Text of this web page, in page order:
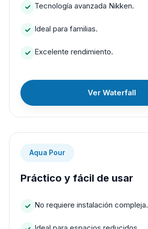
Tecnología avanzada Nikken.
Ideal para familias.
Excelente rendimiento.
Ver Waterfall
Aqua Pour
Práctico y fácil de usar
No requiere instalación compleja.